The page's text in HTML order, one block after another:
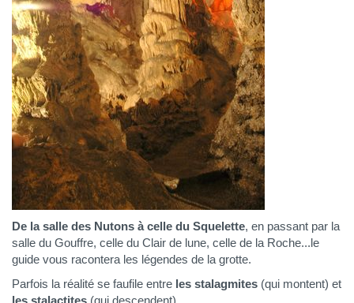
De la salle des Nutons à celle du Squelette, en passant par la
salle du Gouffre, celle du Clair de lune, celle de la Roche...le
guide vous racontera les légendes de la grotte.
Parfois la réalité se faufile entre les stalagmites (qui montent) et
les stalactites (qui descendent).